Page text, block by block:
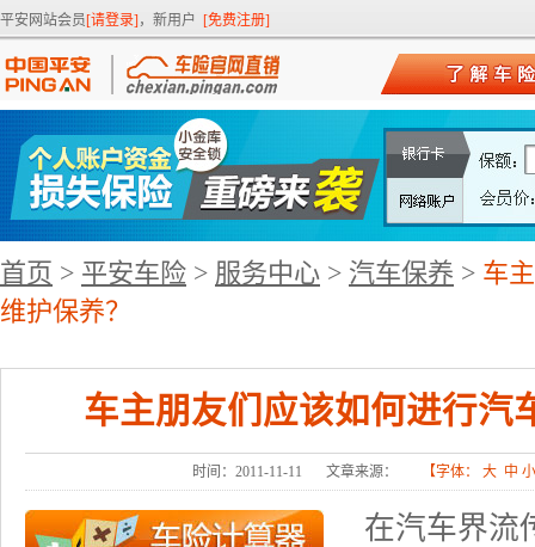
平安网站会员[请登录] ，新用户 [免费注册]
首页 > 平安车险 > 服务中心 > 汽车保养 > 车
维护保养？
车主朋友们应该如何进行汽
时间：2011-11-11 文章来源： 【字体： 大 中 小
在汽车界流